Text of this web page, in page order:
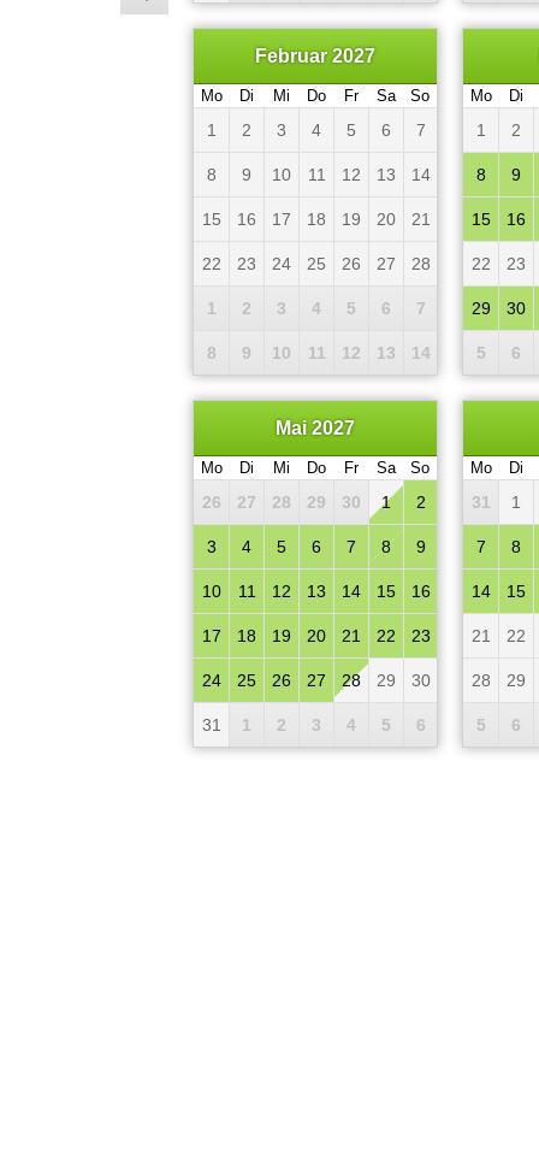
Februar 2027
Mo Di Mi Do Fr Sa So
1 2 3 4 5 6 7
8 9 10 11 12 13 14
15 16 17 18 19 20 21
22 23 24 25 26 27 28
1 2 3 4 5 6 7
8 9 10 11 12 13 14
Mo Di
1 2
8 9
15 16
22 23
29 30
5 6
Mai 2027
Mo Di Mi Do Fr Sa So
26 27 28 29 30 1 2
3 4 5 6 7 8 9
10 11 12 13 14 15 16
17 18 19 20 21 22 23
24 25 26 27 28 29 30
31 1 2 3 4 5 6
Mo Di
31 1
7 8
14 15
21 22
28 29
5 6